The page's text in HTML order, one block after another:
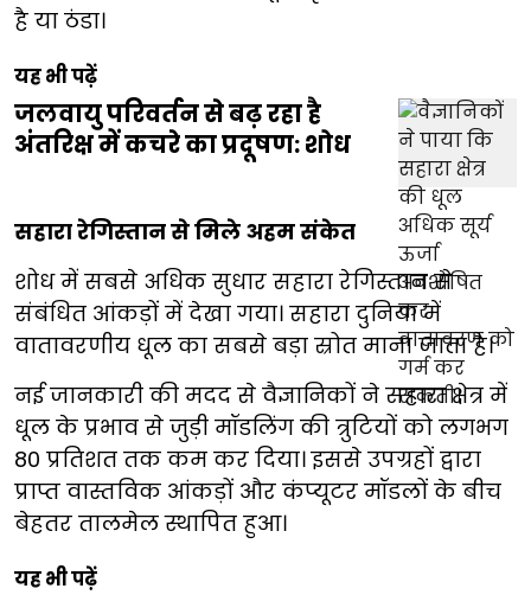
है या ठंडा।
यह भी पढ़ें
जलवायु परिवर्तन से बढ़ रहा है
अंतरिक्ष में कचरे का प्रदूषण: शोध
सहारा रेगिस्तान से मिले अहम संकेत
शोध में सबसे अधिक सुधार सहारा रेगिस्तान से
संबंधित आंकड़ों में देखा गया। सहारा दुनिया में
वातावरणीय धूल का सबसे बड़ा स्रोत माना जाता है।
नई जानकारी की मदद से वैज्ञानिकों ने सहारा क्षेत्र में
धूल के प्रभाव से जुड़ी मॉडलिंग की त्रुटियों को लगभग
80 प्रतिशत तक कम कर दिया। इससे उपग्रहों द्वारा
प्राप्त वास्तविक आंकड़ों और कंप्यूटर मॉडलों के बीच
बेहतर तालमेल स्थापित हुआ।
यह भी पढ़ें